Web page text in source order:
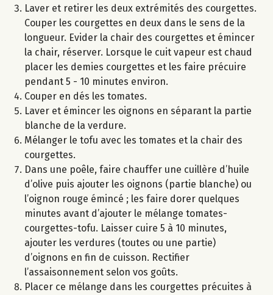
Laver et retirer les deux extrémités des courgettes.
Couper les courgettes en deux dans le sens de la
longueur. Evider la chair des courgettes et émincer
la chair, réserver. Lorsque le cuit vapeur est chaud
placer les demies courgettes et les faire précuire
pendant 5 - 10 minutes environ.
Couper en dés les tomates.
Laver et émincer les oignons en séparant la partie
blanche de la verdure.
Mélanger le tofu avec les tomates et la chair des
courgettes.
Dans une poêle, faire chauffer une cuillère d’huile
d’olive puis ajouter les oignons (partie blanche) ou
l’oignon rouge émincé ; les faire dorer quelques
minutes avant d’ajouter le mélange tomates-
courgettes-tofu. Laisser cuire 5 à 10 minutes,
ajouter les verdures (toutes ou une partie)
d’oignons en fin de cuisson. Rectifier
l’assaisonnement selon vos goûts.
Placer ce mélange dans les courgettes précuites à